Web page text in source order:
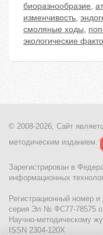
биоразнообразие,
изменчивость,
смоляные ходы,
экологические
© 2008-2026, Сайт
методическим изданием.
Зарегистрирован в
информационных
Регистрационный номер
серия Эл № ФС77-78575
Научно-методическому
ISSN 2304-120X